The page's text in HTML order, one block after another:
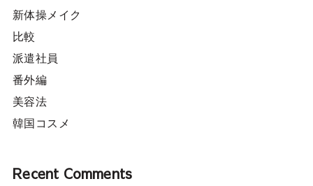
新体操メイク
比較
派遣社員
番外編
美容法
韓国コスメ
Recent Comments